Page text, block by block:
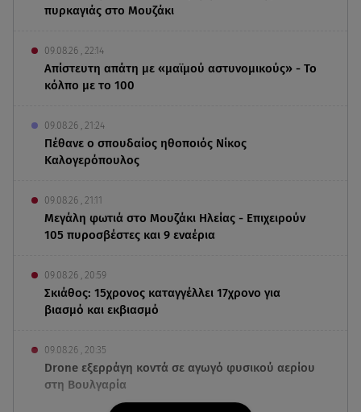
πυρκαγιάς στο Μουζάκι
09.08.26 , 22:14
Απίστευτη απάτη με «μαϊμού αστυνομικούς» - Το
κόλπο με το 100
09.08.26 , 21:24
Πέθανε ο σπουδαίος ηθοποιός Νίκος
Καλογερόπουλος
09.08.26 , 21:11
Μεγάλη φωτιά στο Μουζάκι Ηλείας - Επιχειρούν
105 πυροσβέστες και 9 εναέρια
09.08.26 , 20:59
Σκιάθος: 15χρονος καταγγέλλει 17χρονο για
βιασμό και εκβιασμό
09.08.26 , 20:35
Drone εξερράγη κοντά σε αγωγό φυσικού αερίου
στη Βουλγαρία